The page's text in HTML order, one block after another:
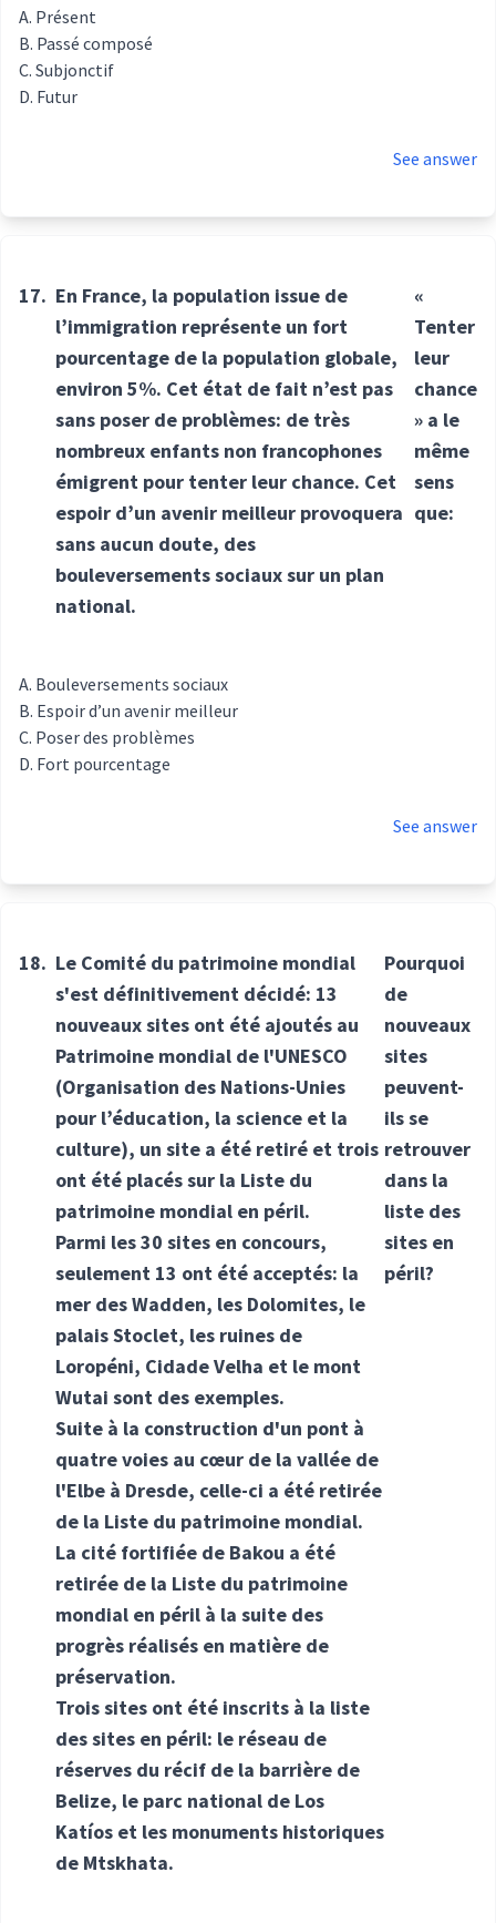
Présent
Passé composé
Subjonctif
Futur
See answer
17. En France, la population issue de
l’immigration représente un fort
pourcentage de la population globale,
environ 5%. Cet état de fait n’est pas
sans poser de problèmes: de très
nombreux enfants non francophones
émigrent pour tenter leur chance. Cet
espoir d’un avenir meilleur provoquera
sans aucun doute, des
bouleversements sociaux sur un plan
national.
«
Tenter
leur
chance
» a le
même
sens
que:
Bouleversements sociaux
Espoir d’un avenir meilleur
Poser des problèmes
Fort pourcentage
See answer
18. Le Comité du patrimoine mondial
s'est définitivement décidé: 13
nouveaux sites ont été ajoutés au
Patrimoine mondial de l'UNESCO
(Organisation des Nations-Unies
pour l’éducation, la science et la
culture), un site a été retiré et trois
ont été placés sur la Liste du
patrimoine mondial en péril.
Parmi les 30 sites en concours,
seulement 13 ont été acceptés: la
mer des Wadden, les Dolomites, le
palais Stoclet, les ruines de
Loropéni, Cidade Velha et le mont
Wutai sont des exemples.
Suite à la construction d'un pont à
quatre voies au cœur de la vallée de
l'Elbe à Dresde, celle-ci a été retirée
de la Liste du patrimoine mondial.
La cité fortifiée de Bakou a été
retirée de la Liste du patrimoine
mondial en péril à la suite des
progrès réalisés en matière de
préservation.
Trois sites ont été inscrits à la liste
des sites en péril: le réseau de
réserves du récif de la barrière de
Belize, le parc national de Los
Katíos et les monuments historiques
de Mtskhata.
Pourquoi
de
nouveaux
sites
peuvent-
ils se
retrouver
dans la
liste des
sites en
péril?